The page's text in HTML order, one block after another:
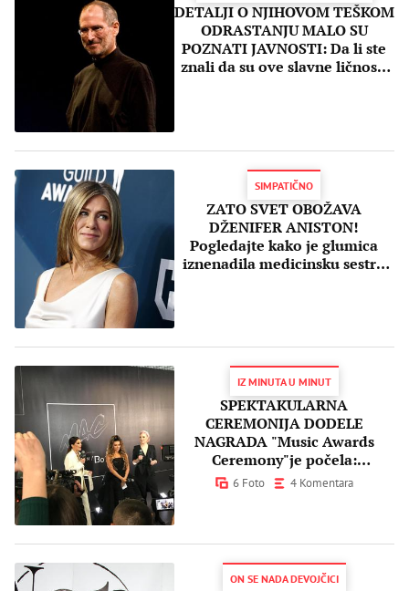
DETALJI O NJIHOVOM TEŠKOM
ODRASTANJU MALO SU
POZNATI JAVNOSTI: Da li ste
znali da su ove slavne ličnosti
SIMPATIČNO
ZATO SVET OBOŽAVA
DŽENIFER ANISTON!
Pogledajte kako je glumica
iznenadila medicinsku sestru
IZ MINUTA U MINUT
SPEKTAKULARNA
CEREMONIJA DODELE
NAGRADA "Music Awards
Ceremony"je počela:
Mnogobrojne poznate ličnosti
6 Foto 4 Komentara
ON SE NADA DEVOJČICI